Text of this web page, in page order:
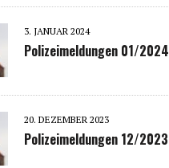
3. JANUAR 2024
Polizeimeldungen 01/2024
20. DEZEMBER 2023
Polizeimeldungen 12/2023